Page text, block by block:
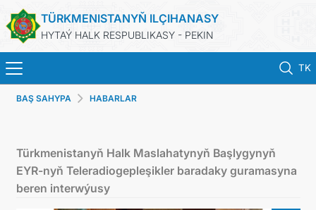
TÜRKMENISTANYŇ ILÇIHANASY
HYTAÝ HALK RESPUBLIKASY - PEKIN
TK
BAŞ SAHYPA
TÜRKMENISTAN
BAŞ SAHYPA HABARLAR
Türkmenistanyň Halk Maslahatynyň Başlygynyň
EYR-nyň Teleradiogepleşikler baradaky guramasyna
beren interwýusy